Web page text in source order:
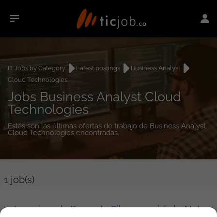
IT Jobs by Category Latest postings
Business Analyst
Cloud Technologies
Jobs Business Analyst Cloud
Technologies
Estás son las últimas ofertas de trabajo de Business Analyst
Cloud Technologies encontradas.
1 job(s)
Ingeniero de Preventa Ciberseguridad y Networking